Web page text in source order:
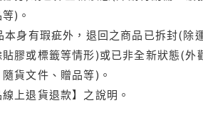
)。
身有瑕疵外，退回之商品已拆封(
膠或標籤等情形)或已非全新狀態(
貨文件、贈品等)。
上退貨退款】之說明。